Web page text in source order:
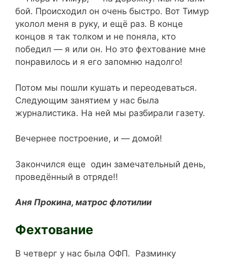
бой. Происходил он очень быстро. Вот Тимур
уколол меня в руку, и ещё раз. В конце
концов я так толком и не поняла, кто
победил — я или он. Но это фехтование мне
понравилось и я его запомню надолго!
Потом мы пошли кушать и переодеваться.
Следующим занятием у нас была
журналистика. На ней мы разбирали газету.
Вечернее построение, и — домой!
Закончился еще один замечательный день,
проведённый в отряде!!
Аня Прокина, матрос флотилии
Фехтование
В четверг у нас была ОФП. Разминку